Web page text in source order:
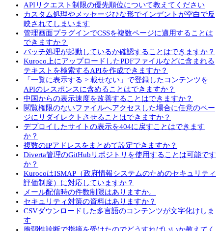
APIリクエスト制限の優先順位について教えてください
カスタム処理やメッセージひな形でインデントが空白で反
映されてしまいます
管理画面プラグインでCSSを複数ページに適用することは
できますか？
バッチ処理が起動しているか確認することはできますか？
Kuroco上にアップロードしたPDFファイルなどに含まれる
テキストを検索するAPIを作成できますか？
「一覧に表示する > 載せない」で登録したコンテンツを
APIのレスポンスに含めることはできますか？
中国からの表示速度を改善することはできますか？
閲覧権限のないファイルへアクセスした場合に任意のペー
ジにリダイレクトさせることはできますか？
デプロイしたサイトの表示を404に戻すことはできます
か？
複数のIPアドレスをまとめて設定できますか？
Diverta管理のGitHubリポジトリを使用することは可能です
か？
KurocoはISMAP（政府情報システムのためのセキュリティ
評価制度）に対応していますか？
メール配信時の件数制限はありますか。
セキュリティ対策の資料はありますか？
CSVダウンロードした多言語のコンテンツが文字化けしま
す